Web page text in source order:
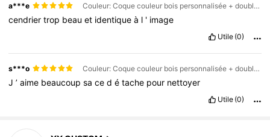
a***e Couleur: Coque couleur bois personnalisée + doublure en acier inoxydable doré
cendriertrop beauet identiqueà l ' image
Utile (0)
s***o Couleur: Coque couleur bois personnalisée + doublure en acier inoxydable argenté
J’aime beaucoupsacedétache pour nettoyer
Utile (0)